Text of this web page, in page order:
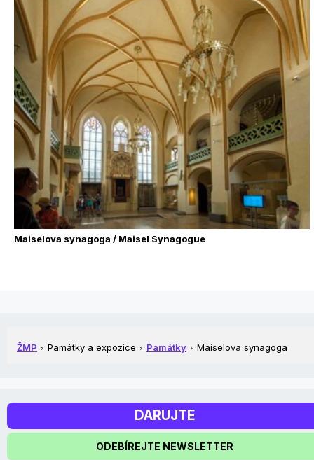
Maiselova synagoga / Maisel Synagogue
ŽMP Památky a expozice Památky Maiselova synagoga
DARUJTE
ODEBÍREJTE NEWSLETTER